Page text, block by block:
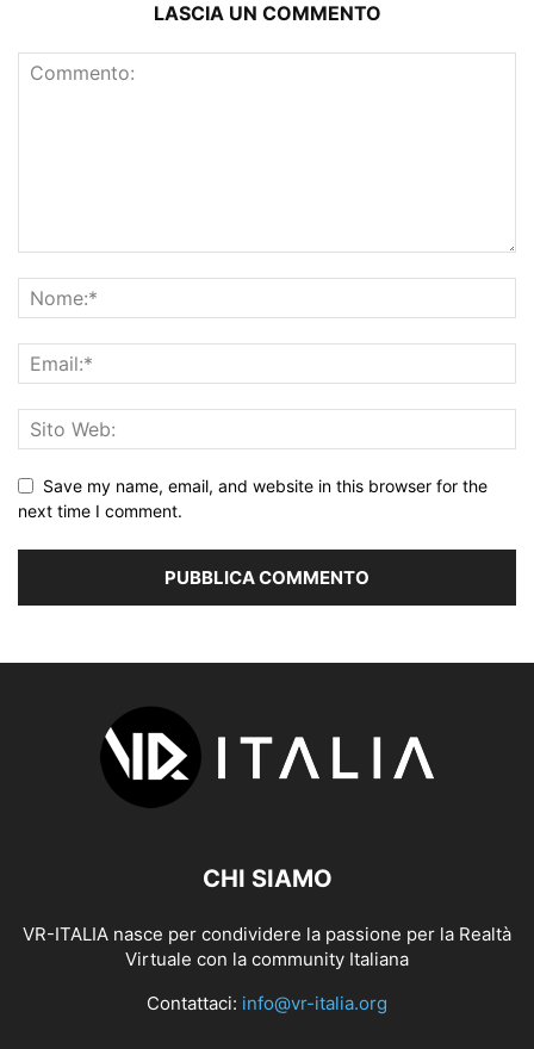
LASCIA UN COMMENTO
Save my name, email, and website in this browser for the
next time I comment.
CHI SIAMO
VR-ITALIA nasce per condividere la passione per la Realtà
Virtuale con la community Italiana
Contattaci: info@vr-italia.org